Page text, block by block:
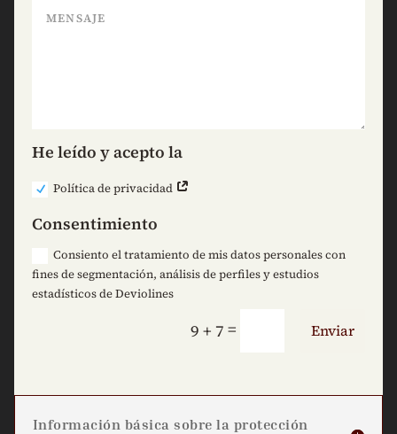
He leído y acepto la
Política de privacidad
Consentimiento
Consiento el tratamiento de mis datos personales con
fines de segmentación, análisis de perfiles y estudios
estadísticos de Deviolines
9 + 7 = Enviar
Información básica sobre la protección